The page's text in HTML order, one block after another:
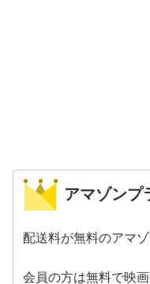
アマゾンプ
配送料が無料のアマゾ
会員の方は無料で映